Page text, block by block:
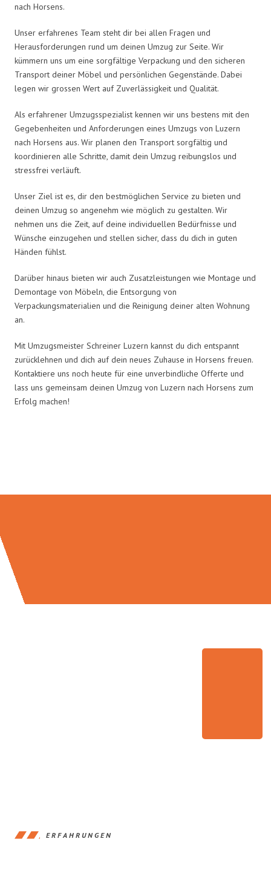
nach Horsens.
Unser erfahrenes Team steht dir bei allen Fragen und
Herausforderungen rund um deinen Umzug zur Seite. Wir
kümmern uns um eine sorgfältige Verpackung und den sicheren
Transport deiner Möbel und persönlichen Gegenstände. Dabei
legen wir grossen Wert auf Zuverlässigkeit und Qualität.
Als erfahrener Umzugsspezialist kennen wir uns bestens mit den
Gegebenheiten und Anforderungen eines Umzugs von Luzern
nach Horsens aus. Wir planen den Transport sorgfältig und
koordinieren alle Schritte, damit dein Umzug reibungslos und
stressfrei verläuft.
Unser Ziel ist es, dir den bestmöglichen Service zu bieten und
deinen Umzug so angenehm wie möglich zu gestalten. Wir
nehmen uns die Zeit, auf deine individuellen Bedürfnisse und
Wünsche einzugehen und stellen sicher, dass du dich in guten
Händen fühlst.
Darüber hinaus bieten wir auch Zusatzleistungen wie Montage und
Demontage von Möbeln, die Entsorgung von
Verpackungsmaterialien und die Reinigung deiner alten Wohnung
an.
Mit Umzugsmeister Schreiner Luzern kannst du dich entspannt
zurücklehnen und dich auf dein neues Zuhause in Horsens freuen.
Kontaktiere uns noch heute für eine unverbindliche Offerte und
lass uns gemeinsam deinen Umzug von Luzern nach Horsens zum
Erfolg machen!
ERFAHRUNGEN